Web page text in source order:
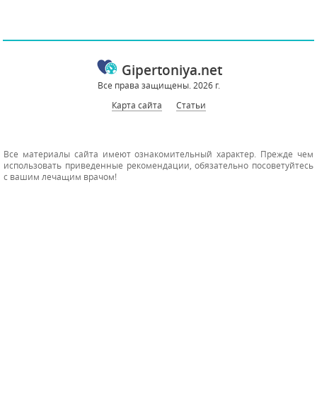
Gipertoniya.net
Все права защищены. 2026 г.
Карта сайта
Статьи
Все материалы сайта имеют ознакомительный характер. Прежде чем
использовать приведенные рекомендации, обязательно посоветуйтесь
с вашим лечащим врачом!